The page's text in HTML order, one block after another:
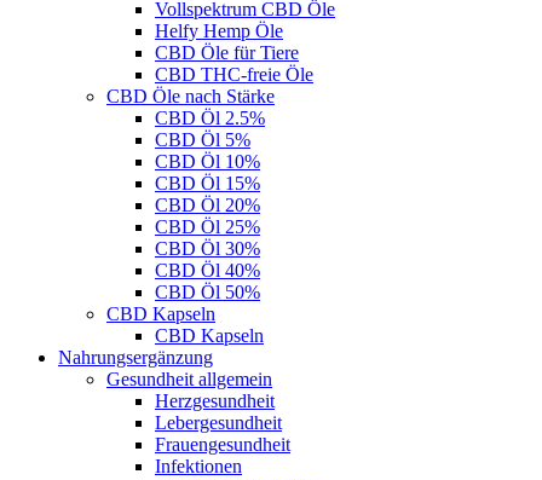
Vollspektrum CBD Öle
Helfy Hemp Öle
CBD Öle für Tiere
CBD THC-freie Öle
CBD Öle nach Stärke
CBD Öl 2.5%
CBD Öl 5%
CBD Öl 10%
CBD Öl 15%
CBD Öl 20%
CBD Öl 25%
CBD Öl 30%
CBD Öl 40%
CBD Öl 50%
CBD Kapseln
CBD Kapseln
Nahrungsergänzung
Gesundheit allgemein
Herzgesundheit
Lebergesundheit
Frauengesundheit
Infektionen